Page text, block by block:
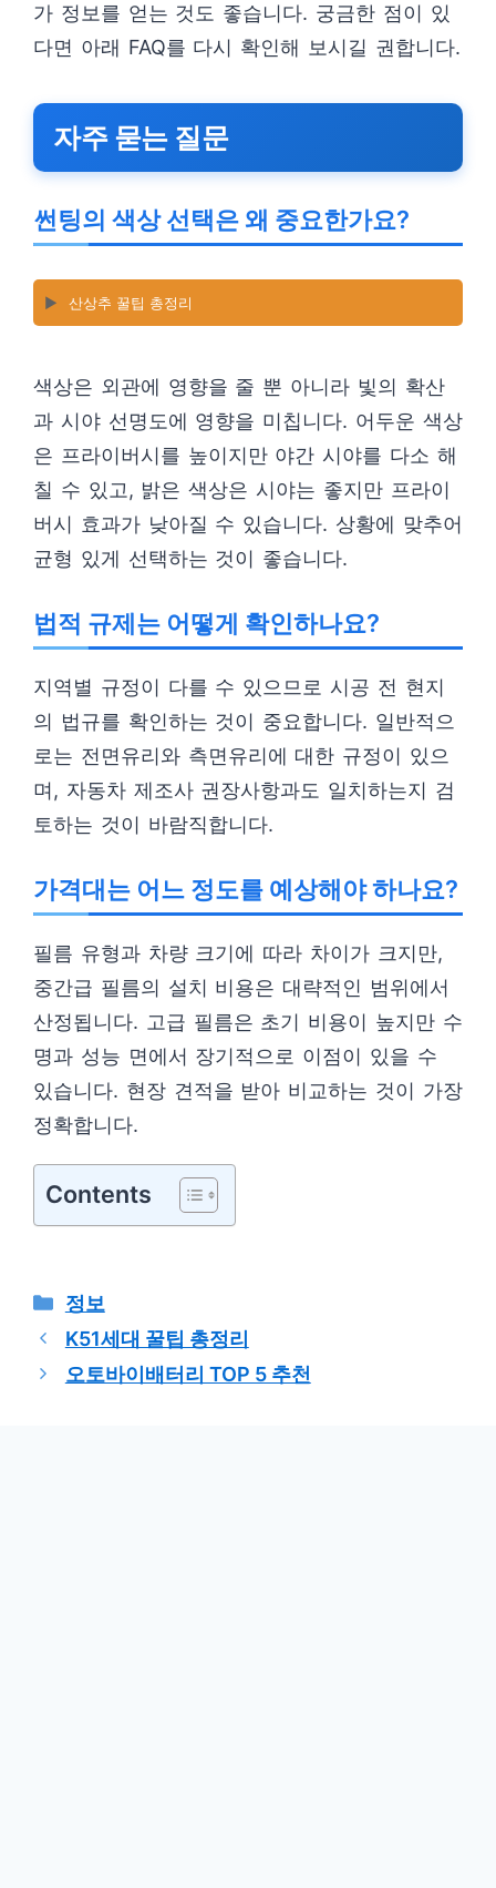
가 정보를 얻는 것도 좋습니다. 궁금한 점이 있
다면 아래 FAQ를 다시 확인해 보시길 권합니다.
자주 묻는 질문
썬팅의 색상 선택은 왜 중요한가요?
▶️ 산상추 꿀팁 총정리
색상은 외관에 영향을 줄 뿐 아니라 빛의 확산
과 시야 선명도에 영향을 미칩니다. 어두운 색상
은 프라이버시를 높이지만 야간 시야를 다소 해
칠 수 있고, 밝은 색상은 시야는 좋지만 프라이
버시 효과가 낮아질 수 있습니다. 상황에 맞추어
균형 있게 선택하는 것이 좋습니다.
법적 규제는 어떻게 확인하나요?
지역별 규정이 다를 수 있으므로 시공 전 현지
의 법규를 확인하는 것이 중요합니다. 일반적으
로는 전면유리와 측면유리에 대한 규정이 있으
며, 자동차 제조사 권장사항과도 일치하는지 검
토하는 것이 바람직합니다.
가격대는 어느 정도를 예상해야 하나요?
필름 유형과 차량 크기에 따라 차이가 크지만,
중간급 필름의 설치 비용은 대략적인 범위에서
산정됩니다. 고급 필름은 초기 비용이 높지만 수
명과 성능 면에서 장기적으로 이점이 있을 수
있습니다. 현장 견적을 받아 비교하는 것이 가장
정확합니다.
Contents
카
테
리
정보
K51세대 꿀팁 총정리
오토바이배터리 TOP 5 추천